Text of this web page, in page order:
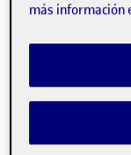
más información